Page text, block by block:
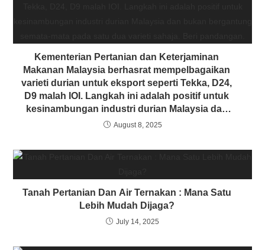
Kementerian Pertanian dan Keterjaminan
Makanan Malaysia berhasrat mempelbagaikan
varieti durian untuk eksport seperti Tekka, D24,
D9 malah IOI. Langkah ini adalah positif untuk
kesinambungan industri durian Malaysia dan
bukan bergantung semata-mata pada satu dua
August 8, 2025
Tanah Pertanian Dan Air Ternakan : Mana Satu
Lebih Mudah Dijaga?
July 14, 2025